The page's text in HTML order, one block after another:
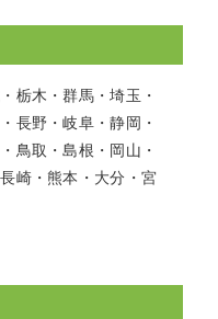
栃木・群馬・埼玉・
長野・岐阜・静岡・
鳥取・島根・岡山・
崎・熊本・大分・宮